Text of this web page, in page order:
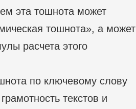
эта тошнота может
тошнота», а может
расчета этого
по ключевому слову
текстов и